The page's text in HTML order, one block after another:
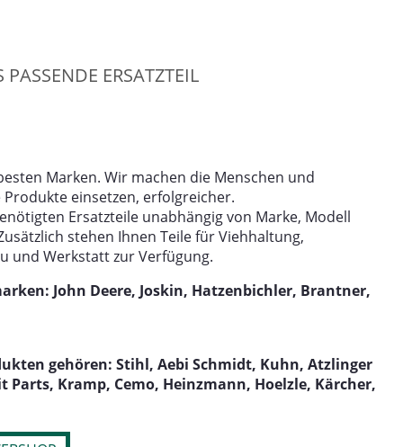
PASSENDE ERSATZTEIL
Marken. Wir machen die Menschen und
einsetzen, erfolgreicher.
Ersatzteile unabhängig von Marke, Modell
stehen Ihnen Teile für Viehhaltung,
und Werkstatt zur Verfügung.
John Deere, Joskin, Hatzenbichler, Brantner,
gehören: Stihl, Aebi Schmidt, Kuhn, Atzlinger
Kramp, Cemo, Heinzmann, Hoelzle, Kärcher,